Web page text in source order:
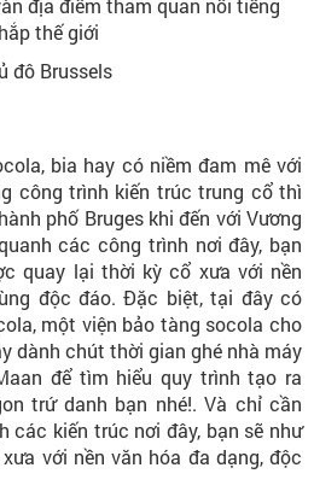
đô Brussels
bia hay có niềm đam mê với
công trình kiến trúc trung cổ thì
phố Bruges khi đến với Vương
các công trình nơi đây, bạn
quay lại thời kỳ cổ xưa với nền
độc đáo. Đặc biệt, tại đây có
một viện bảo tàng socola cho
dành chút thời gian ghé nhà máy
để tìm hiểu quy trình tạo ra
trứ danh bạn nhé!. Và chỉ cần
các kiến trúc nơi đây, bạn sẽ như
với nền văn hóa đa dạng, độc